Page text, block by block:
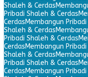
Shaleh & Cerdas
Pribadi Shaleh & Cerdas
CerdasMembangun
Shaleh & Cerdas
Pribadi Shaleh & Cerdas
CerdasMembangun
Shaleh & Cerdas
Pribadi Shaleh & Cerdas
CerdasMembangun